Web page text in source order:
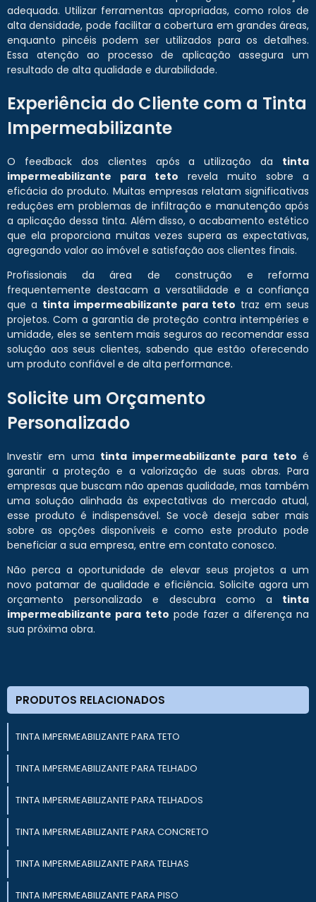
adequada. Utilizar ferramentas apropriadas, como rolos de
alta densidade, pode facilitar a cobertura em grandes áreas,
enquanto pincéis podem ser utilizados para os detalhes.
Essa atenção ao processo de aplicação assegura um
resultado de alta qualidade e durabilidade.
Experiência do Cliente com a Tinta
Impermeabilizante
O feedback dos clientes após a utilização da tinta
impermeabilizante para teto revela muito sobre a
eficácia do produto. Muitas empresas relatam significativas
reduções em problemas de infiltração e manutenção após
a aplicação dessa tinta. Além disso, o acabamento estético
que ela proporciona muitas vezes supera as expectativas,
agregando valor ao imóvel e satisfação aos clientes finais.
Profissionais da área de construção e reforma
frequentemente destacam a versatilidade e a confiança
que a tinta impermeabilizante para teto traz em seus
projetos. Com a garantia de proteção contra intempéries e
umidade, eles se sentem mais seguros ao recomendar essa
solução aos seus clientes, sabendo que estão oferecendo
um produto confiável e de alta performance.
Solicite um Orçamento
Personalizado
Investir em uma tinta impermeabilizante para teto é
garantir a proteção e a valorização de suas obras. Para
empresas que buscam não apenas qualidade, mas também
uma solução alinhada às expectativas do mercado atual,
esse produto é indispensável. Se você deseja saber mais
sobre as opções disponíveis e como este produto pode
beneficiar a sua empresa, entre em contato conosco.
Não perca a oportunidade de elevar seus projetos a um
novo patamar de qualidade e eficiência. Solicite agora um
orçamento personalizado e descubra como a tinta
impermeabilizante para teto pode fazer a diferença na
sua próxima obra.
PRODUTOS RELACIONADOS
TINTA IMPERMEABILIZANTE PARA TETO
TINTA IMPERMEABILIZANTE PARA TELHADO
TINTA IMPERMEABILIZANTE PARA TELHADOS
TINTA IMPERMEABILIZANTE PARA CONCRETO
TINTA IMPERMEABILIZANTE PARA TELHAS
TINTA IMPERMEABILIZANTE PARA PISO